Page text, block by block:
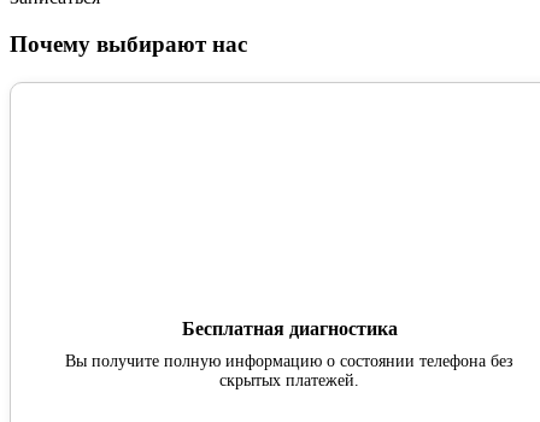
Почему выбирают нас
Бесплатная диагностика
Вы получите полную информацию о состоянии телефона без
скрытых платежей.